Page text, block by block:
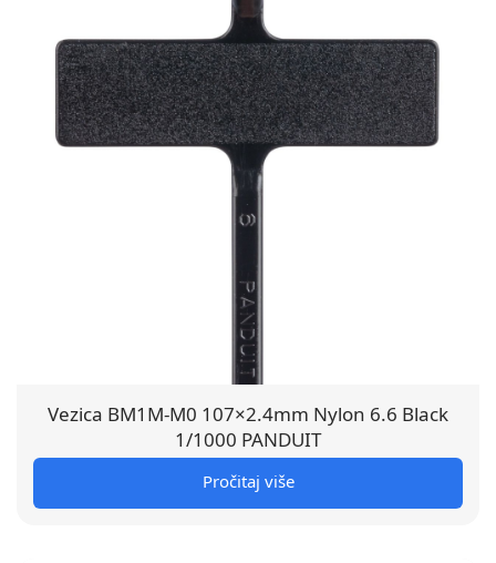
Vezica BM1M-M0 107×2.4mm Nylon 6.6 Black
1/1000 PANDUIT
Pročitaj više